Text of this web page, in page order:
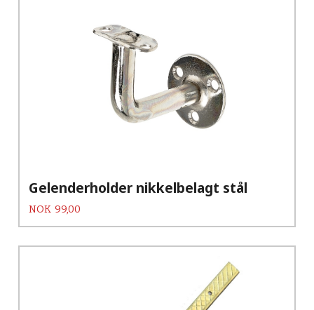
Gelenderholder nikkelbelagt stål
Pris
NOK 99,00